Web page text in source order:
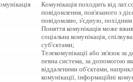
Комунікація походить від
повідомлення, пов'язаного з
повідомляю, з'єдную, похідним
Поняття комунікація може
соціальна комунікація,
суб'єктами;
Телекомунікації або зв'язок
певна система, за допомогою
віддаленими об'єктами,
комунікації, інформаційні